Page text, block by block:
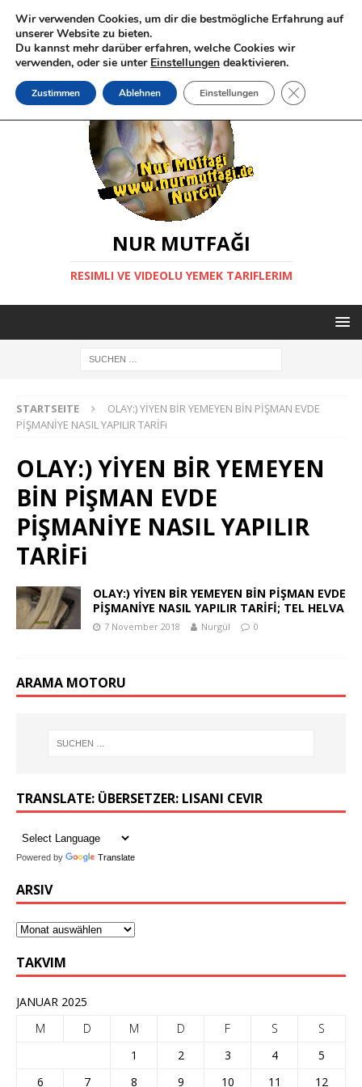
NUR MUTFAĞI
RESIMLI VE VIDEOLU YEMEK TARIFLERIM
STARTSEITE
OLAY:) YİYEN BİR YEMEYEN BİN PİŞMAN EVDE
PİŞMANİYE NASIL YAPILIR TARİFi
OLAY:) YİYEN BİR YEMEYEN
BİN PİŞMAN EVDE
PİŞMANİYE NASIL YAPILIR
TARİFi
OLAY:) YİYEN BİR YEMEYEN BİN PİŞMAN EVDE
PİŞMANİYE NASIL YAPILIR TARİFİ; TEL HELVA
7 November 2018 Nurgül 0
ARAMA MOTORU
TRANSLATE: ÜBERSETZER: LISANI CEVIR
Powered by Translate
ARSIV
TAKVIM
JANUAR 2025
M
D M D F S
S
1
2 3 4
5
6
7 8 9 10 11 12
Wir verwenden Cookies, um dir die bestmögliche Erfahrung auf
unserer Website zu bieten.
Du kannst mehr darüber erfahren, welche Cookies wir
verwenden, oder sie unter Einstellungen deaktivieren.
Zustimmen Ablehnen Einstellungen GDPR